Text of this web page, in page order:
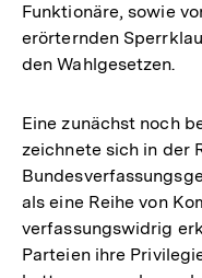
Funktionäre, sowie
erörternden
den Wahlgesetzen.
Eine zunächst noch
zeichnete sich in der
als eine Reihe von
verfassungswidrig
Parteien ihre